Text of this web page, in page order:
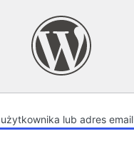
lub adres email